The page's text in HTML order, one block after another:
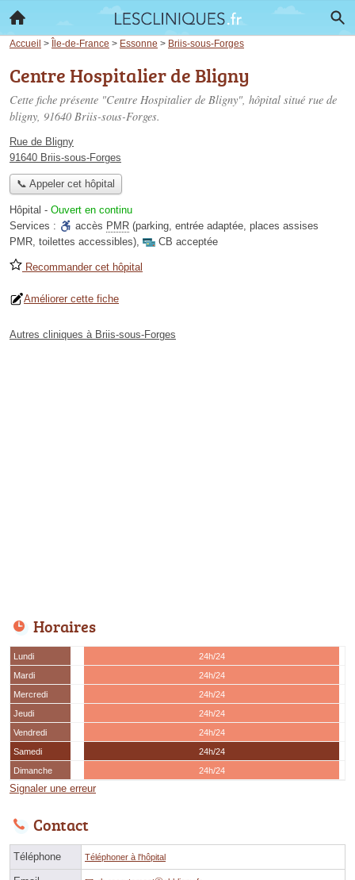
Accueil > Île-de-France > Essonne > Briis-sous-Forges
Centre Hospitalier de Bligny
Cette fiche présente "Centre Hospitalier de Bligny", hôpital situé rue de
bligny, 91640 Briis-sous-Forges.
Rue de Bligny
91640 Briis-sous-Forges
📞 Appeler cet hôpital
Hôpital - Ouvert en continu
Services :
accès PMR (parking, entrée adaptée, places assises
PMR, toilettes accessibles), CB acceptée
Recommander cet hôpital
Améliorer cette fiche
Autres cliniques à Briis-sous-Forges
Horaires
Lundi
24h/24
Mardi
24h/24
Mercredi
24h/24
Jeudi
24h/24
Vendredi
24h/24
Samedi
24h/24
Dimanche
24h/24
Signaler une erreur
Contact
Téléphone Téléphoner à l'hôpital